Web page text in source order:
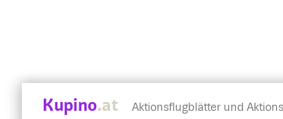
Kupino.at Aktionsflugblätter und